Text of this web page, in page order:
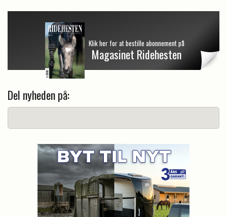
Klik her for at bestille abonnement på
Magasinet Ridehesten
Del nyheden på: